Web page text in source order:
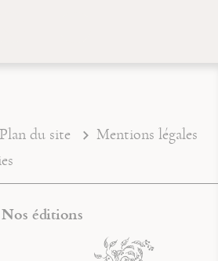
Plan du site
Mentions légales
Nos éditions